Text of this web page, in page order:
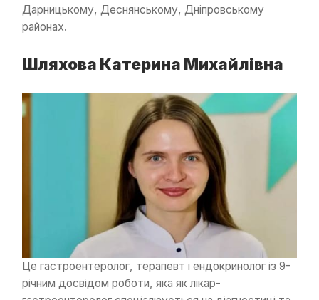
Дарницькому, Деснянському, Дніпровському
районах.
Шляхова Катерина Михайлівна
Це гастроентеролог, терапевт і ендокринолог із 9-
річним досвідом роботи, яка як лікар-